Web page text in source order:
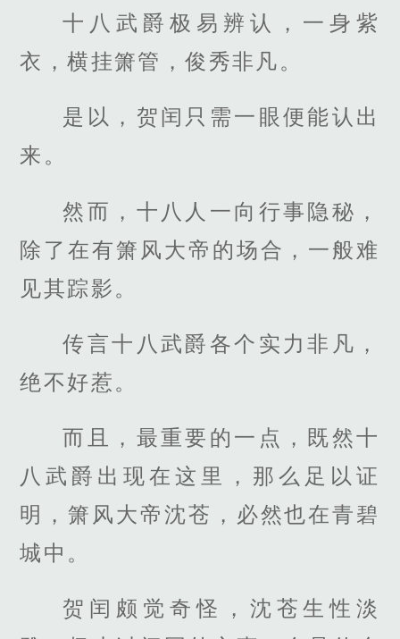
十八武爵极易辨认，一身紫
衣，横挂箫管，俊秀非凡。
是以，贺闰只需一眼便能认出
来。
然而，十八人一向行事隐秘，
除了在有箫风大帝的场合，一般难
见其踪影。
传言十八武爵各个实力非凡，
绝不好惹。
而且，最重要的一点，既然十
八武爵出现在这里，那么足以证
明，箫风大帝沈苍，必然也在青碧
城中。
贺闰颇觉奇怪，沈苍生性淡